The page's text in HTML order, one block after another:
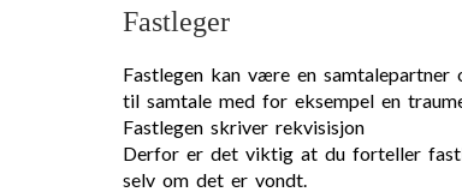
Fastleger
Fastlegen kan være en samtalepartner
til samtale med for eksempel en
Fastlegen skriver rekvisisjon
Derfor er det viktig at du forteller
selv om det er vondt.